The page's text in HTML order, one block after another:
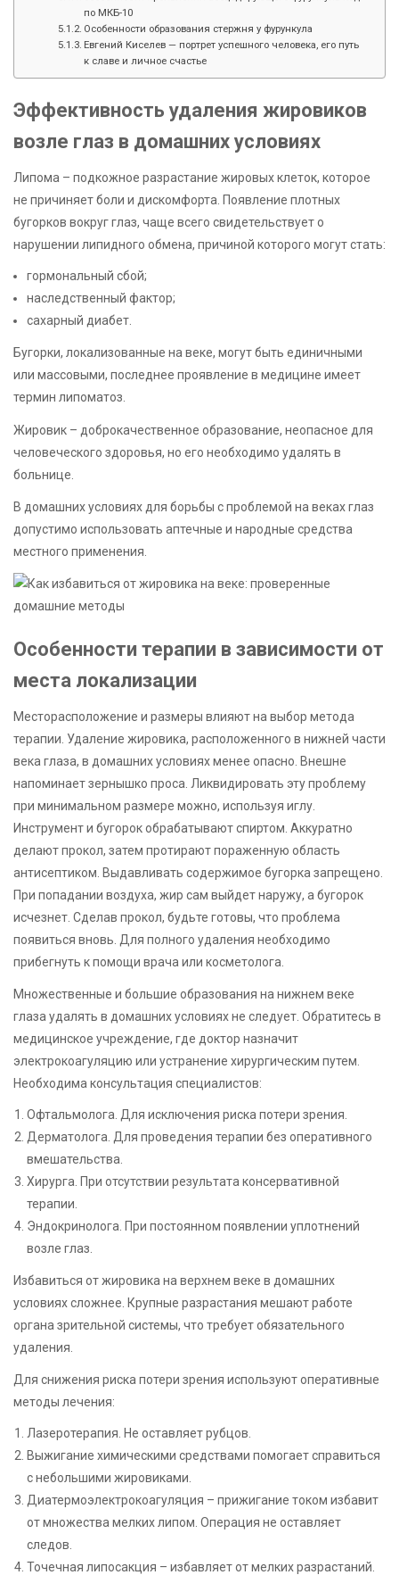
по МКБ-10
Особенности образования стержня у фурункула
Евгений Киселев — портрет успешного человека, его путь
к славе и личное счастье
Эффективность удаления жировиков
возле глаз в домашних условиях
Липома – подкожное разрастание жировых клеток, которое
не причиняет боли и дискомфорта. Появление плотных
бугорков вокруг глаз, чаще всего свидетельствует о
нарушении липидного обмена, причиной которого могут стать:
гормональный сбой;
наследственный фактор;
сахарный диабет.
Бугорки, локализованные на веке, могут быть единичными
или массовыми, последнее проявление в медицине имеет
термин липоматоз.
Жировик – доброкачественное образование, неопасное для
человеческого здоровья, но его необходимо удалять в
больнице.
В домашних условиях для борьбы с проблемой на веках глаз
допустимо использовать аптечные и народные средства
местного применения.
Особенности терапии в зависимости от
места локализации
Месторасположение и размеры влияют на выбор метода
терапии. Удаление жировика, расположенного в нижней части
века глаза, в домашних условиях менее опасно. Внешне
напоминает зернышко проса. Ликвидировать эту проблему
при минимальном размере можно, используя иглу.
Инструмент и бугорок обрабатывают спиртом. Аккуратно
делают прокол, затем протирают пораженную область
антисептиком. Выдавливать содержимое бугорка запрещено.
При попадании воздуха, жир сам выйдет наружу, а бугорок
исчезнет. Сделав прокол, будьте готовы, что проблема
появиться вновь. Для полного удаления необходимо
прибегнуть к помощи врача или косметолога.
Множественные и большие образования на нижнем веке
глаза удалять в домашних условиях не следует. Обратитесь в
медицинское учреждение, где доктор назначит
электрокоагуляцию или устранение хирургическим путем.
Необходима консультация специалистов:
Офтальмолога. Для исключения риска потери зрения.
Дерматолога. Для проведения терапии без оперативного
вмешательства.
Хирурга. При отсутствии результата консервативной
терапии.
Эндокринолога. При постоянном появлении уплотнений
возле глаз.
Избавиться от жировика на верхнем веке в домашних
условиях сложнее. Крупные разрастания мешают работе
органа зрительной системы, что требует обязательного
удаления.
Для снижения риска потери зрения используют оперативные
методы лечения:
Лазеротерапия. Не оставляет рубцов.
Выжигание химическими средствами помогает справиться
с небольшими жировиками.
Диатермоэлектрокоагуляция – прижигание током избавит
от множества мелких липом. Операция не оставляет
следов.
Точечная липосакция – избавляет от мелких разрастаний.